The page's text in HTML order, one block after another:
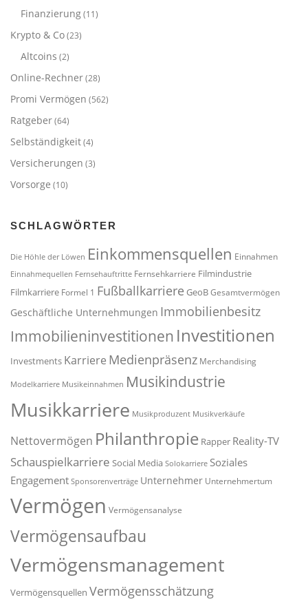
Finanzierung(11)
Krypto & Co(23)
Altcoins (2)
Online-Rechner(28)
Promi Vermögen (562)
Ratgeber(64)
Selbständigkeit(4)
Versicherungen (3)
Vorsorge (10)
SCHLAGWÖRTER
Die Höhle der Löwen Einkommensquellen Einnahmen
Einnahmequellen Fernsehauftritte Fernsehkarriere Filmindustrie
Filmkarriere Formel 1 Fußballkarriere GeoBGesamtvermögen
Geschäftliche Unternehmungen Immobilienbesitz
Immobilieninvestitionen Investitionen
Investments Karriere Medienpräsenz Merchandising
Modelkarriere Musikeinnahmen Musikindustrie
Musikkarriere Musikproduzent Musikverkäufe
Nettovermögen Philanthropie Rapper Reality-TV
Schauspielkarriere Social Media Solokarriere Soziales
Engagement Sponsorenverträge Unternehmer Unternehmertum
Vermögen Vermögensanalyse
Vermögensaufbau
Vermögensmanagement
Vermögensquellen Vermögensschätzung